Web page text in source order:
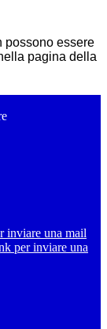
possono essere
pagina della
inviare una mail
per inviare una